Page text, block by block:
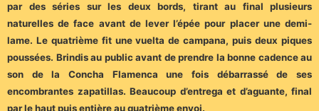
par des séries sur les deux bords, tirant au final plusieurs
naturelles de face avant de lever l’épée pour placer une demi-
lame. Le quatrième fit une vuelta de campana, puis deux piques
poussées. Brindis au public avant de prendre la bonne cadence au
son de la Concha Flamenca une fois débarrassé de ses
encombrantes zapatillas. Beaucoup d’entrega et d’aguante, final
par le haut puis entière au quatrième envoi.